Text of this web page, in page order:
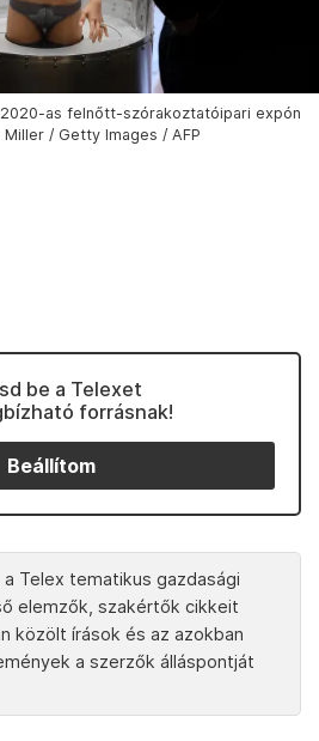
as felnőtt-szórakoztatóipari expón
Miller / Getty Images / AFP
be a Telexet
forrásnak!
Beállítom
Telex tematikus gazdasági
elemzők, szakértők cikkeit
közölt írások és az azokban
a szerzők álláspontját